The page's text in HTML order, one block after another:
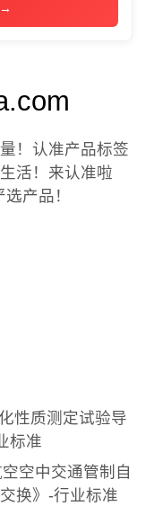
！认准产品标签
活！来认准啦
产品！
性质测定试验导
标准
空中交通管制自
换》-行业标准